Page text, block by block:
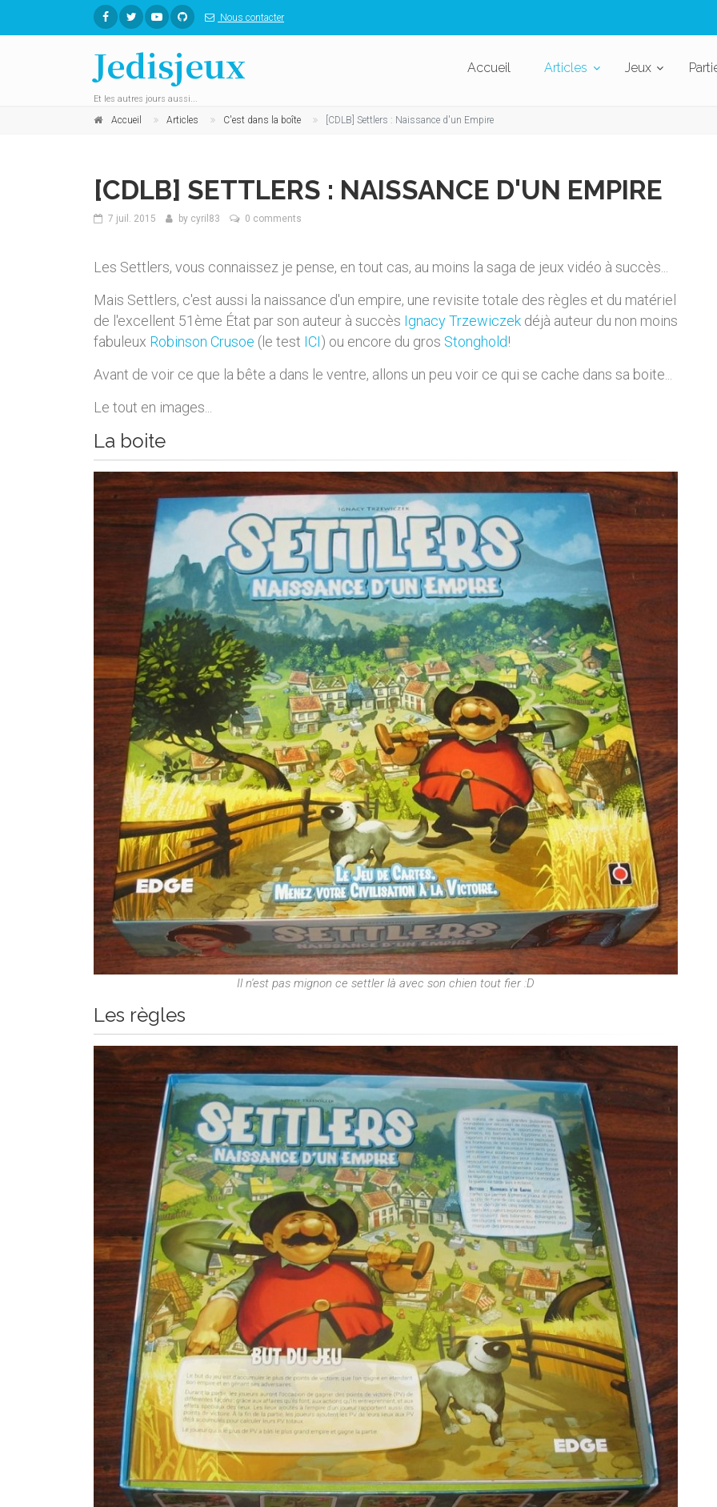
Nous contacter
Jedisjeux
Et les autres jours aussi...
Accueil Articles Jeux
Accueil Articles C'est dans la boîte [CDLB] Settlers : Naissance d'un Empire
[CDLB] SETTLERS : NAISSANCE D'UN EMPIRE
7 juil. 2015 by cyril83 0 comments
Les Settlers, vous connaissez je pense, en tout cas, au moins la saga de jeux vidéo à succès...
Mais Settlers, c'est aussi la naissance d'un empire, une revisite totale des règles et du matériel
de l'excellent 51ème État par son auteur à succès Ignacy Trzewiczek déjà auteur du non moins
fabuleux Robinson Crusoe (le test ICI) ou encore du gros Stonghold!
Avant de voir ce que la bête a dans le ventre, allons un peu voir ce qui se cache dans sa boite...
Le tout en images...
La boite
Il n'est pas mignon ce settler là avec son chien tout fier :D
Les règles